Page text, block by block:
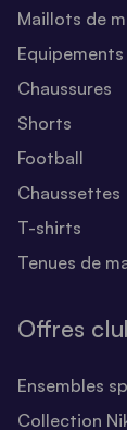
Maillots de
Chaussures
Shorts
Football
Chaussettes
T-shirts
Tenues de
Offres
Ensembles
Collection